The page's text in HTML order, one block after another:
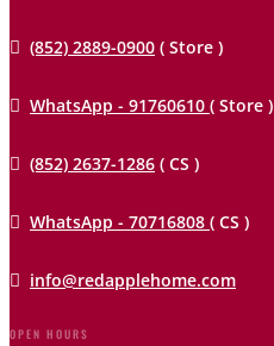
 (852) 2889-0900 ( Store )
 WhatsApp - 91760610 ( Store )
 (852) 2637-1286 ( CS )
 WhatsApp - 70716808 ( CS )
 info@redapplehome.com
OPEN HOURS